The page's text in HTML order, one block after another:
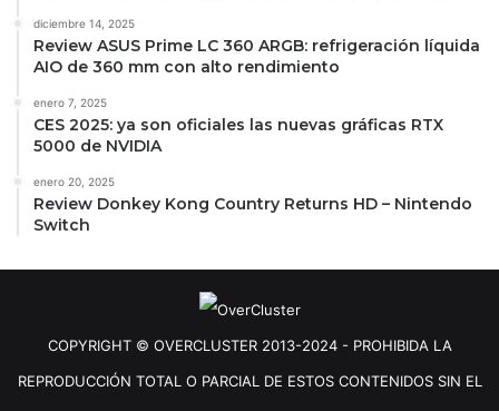
diciembre 14, 2025
Review ASUS Prime LC 360 ARGB: refrigeración líquida
AIO de 360 mm con alto rendimiento
enero 7, 2025
CES 2025: ya son oficiales las nuevas gráficas RTX
5000 de NVIDIA
enero 20, 2025
Review Donkey Kong Country Returns HD – Nintendo
Switch
COPYRIGHT © OVERCLUSTER 2013-2024 - PROHIBIDA LA
REPRODUCCIÓN TOTAL O PARCIAL DE ESTOS CONTENIDOS SIN EL